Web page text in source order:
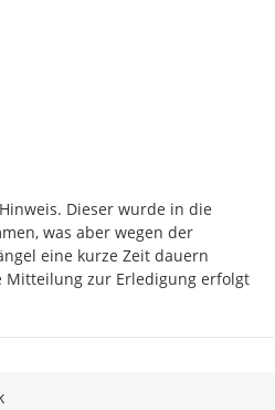
Dieser wurde in die
was aber wegen der
eine kurze Zeit dauern
Mitteilung zur Erledigung erfolgt